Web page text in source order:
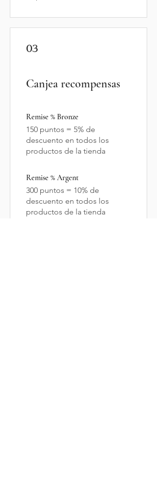
03
Canjea recompensas
Remise % Bronze
150 puntos = 5% de
descuento en todos los
productos de la tienda
Remise % Argent
300 puntos = 10% de
descuento en todos los
productos de la tienda